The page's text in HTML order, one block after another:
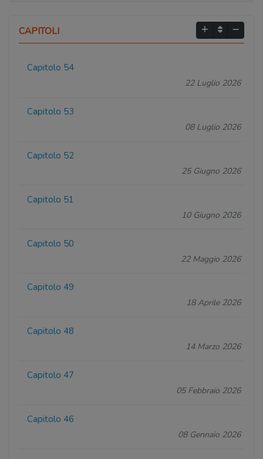
CAPITOLI
Capitolo 54
22 Luglio 2026
Capitolo 53
08 Luglio 2026
Capitolo 52
25 Giugno 2026
Capitolo 51
10 Giugno 2026
Capitolo 50
22 Maggio 2026
Capitolo 49
18 Aprile 2026
Capitolo 48
14 Marzo 2026
Capitolo 47
05 Febbraio 2026
Capitolo 46
08 Gennaio 2026